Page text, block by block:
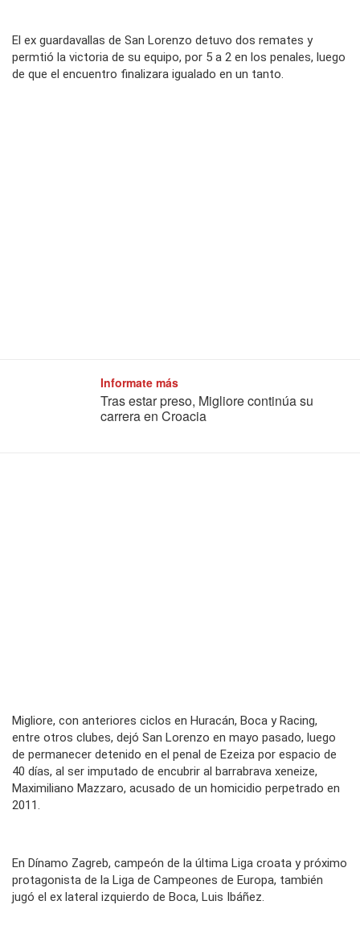
El ex guardavallas de San Lorenzo detuvo dos remates y
permtió la victoria de su equipo, por 5 a 2 en los penales, luego
de que el encuentro finalizara igualado en un tanto.
Informate más
Tras estar preso, Migliore continúa su
carrera en Croacia
Migliore, con anteriores ciclos en Huracán, Boca y Racing,
entre otros clubes, dejó San Lorenzo en mayo pasado, luego
de permanecer detenido en el penal de Ezeiza por espacio de
40 días, al ser imputado de encubrir al barrabrava xeneize,
Maximiliano Mazzaro, acusado de un homicidio perpetrado en
2011.
En Dínamo Zagreb, campeón de la última Liga croata y próximo
protagonista de la Liga de Campeones de Europa, también
jugó el ex lateral izquierdo de Boca, Luis Ibáñez.